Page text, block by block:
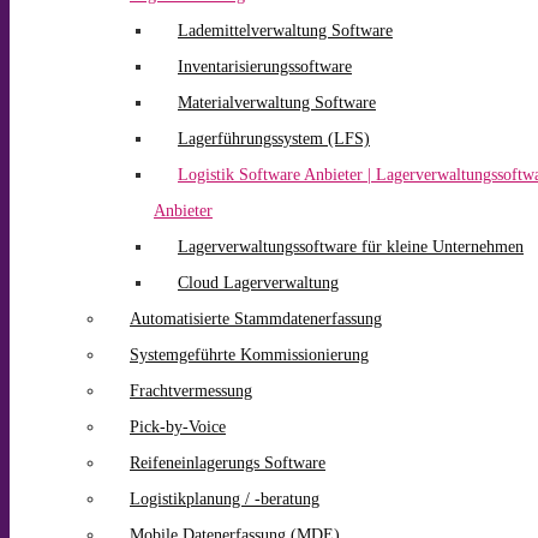
Lademittelverwaltung Software
Inventarisierungssoftware
Materialverwaltung Software
Lagerführungssystem (LFS)
Logistik Software Anbieter |
Anbieter
Lagerverwaltungssoftware für kleine Unternehmen
Cloud Lagerverwaltung
Automatisierte Stammdatenerfassung
Systemgeführte Kommissionierung
Frachtvermessung
Pick-by-Voice
Reifeneinlagerungs Software
Logistikplanung / -beratung